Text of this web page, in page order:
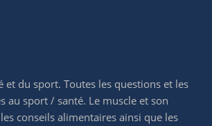
et du sport. Toutes les questions et les
au sport / santé. Le muscle et son
conseils alimentaires ainsi que les